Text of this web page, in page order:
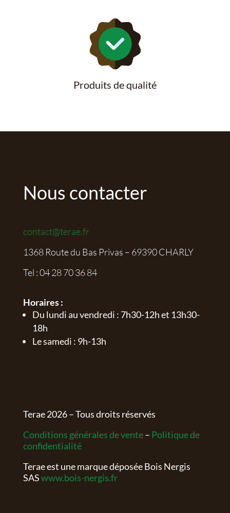
Produits de qualité
Nous contacter
contact@terae.fr
1368 Route du Bas Privas – 69390 CHARLY
Tel :04 28 70 36 84
Horaires :
Du lundi au vendredi : 7h30-12h et 13h30-
18h
Le samedi : 9h-13h
Terae2026– Tous droits réservés
Conditions générales de vente– Politique de
confidentialité
Terae est une marque déposée Bois Nergis
SASwww.bois-nergis.fr